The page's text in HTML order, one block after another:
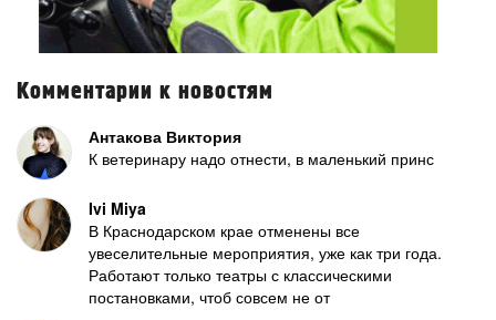
Комментарии к новостям
Антакова Виктория
К ветеринару надо отнести, в маленький принс
Ivi Miya
В Краснодарском крае отменены все
увеселительные мероприятия, уже как три года.
Работают только театры с классическими
постановками, чтоб совсем не от